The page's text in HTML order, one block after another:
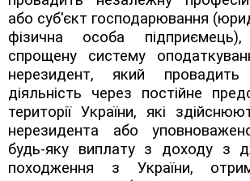
або суб'єкт господарювання
фізична особа
спрощену систему
нерезидент, який провадить
діяльність через постійне
території України, які
нерезидента або
будь-яку виплату з доходу з
походження з України,